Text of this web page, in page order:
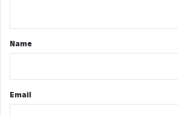
*Name
Email